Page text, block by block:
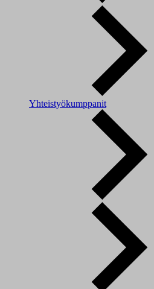
Yhteistyökumppanit